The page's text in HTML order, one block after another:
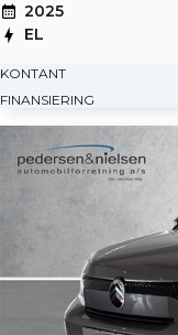
2025
EL
KONTANT
FINANSIERING